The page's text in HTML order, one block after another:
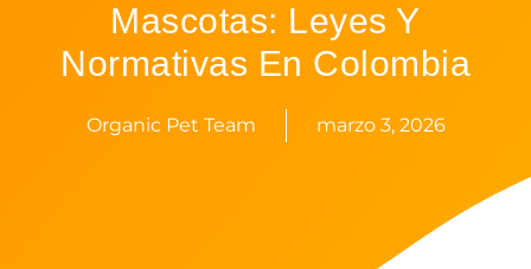
Mascotas: Leyes Y
Normativas En Colombia
Organic Pet Team marzo 3, 2026